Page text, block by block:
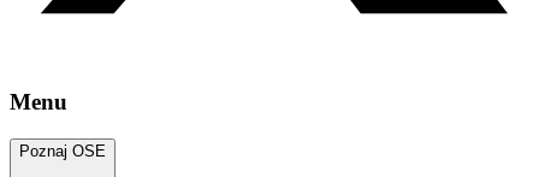
Menu
Poznaj OSE